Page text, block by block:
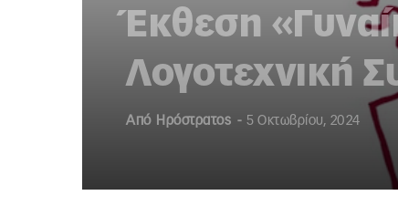
Έκθεση
Λογοτεχνική
Από Ηρόστρατος - 5 Οκτωβρίου, 2024